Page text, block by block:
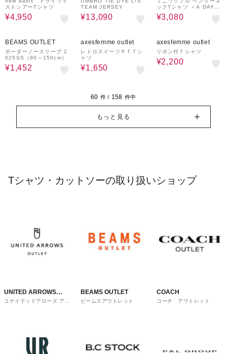
ストシアーTシャツ
¥4,950
TEAM JERSEY
¥13,090
ックTシャツ ＜A DAY I
N THE LIFE＞
¥3,080
BEAMS OUTLET
ボーダーノースリーブ 2
025SS（90～150cm）
¥1,452
axesfemme outlet
レトロスイーツＰＴＴシ
ャツ
¥1,650
axesfemme outlet
リボン付Ｔシャツ
¥2,200
60 件 / 158 件中
もっと見る
Tシャツ・カットソーの取り扱いショップ
UNITED ARROWS
OUTLET
ユナイテッドアローズ アウ
BEAMS OUTLET
ビームスアウトレット
COACH
コーチ アウトレット